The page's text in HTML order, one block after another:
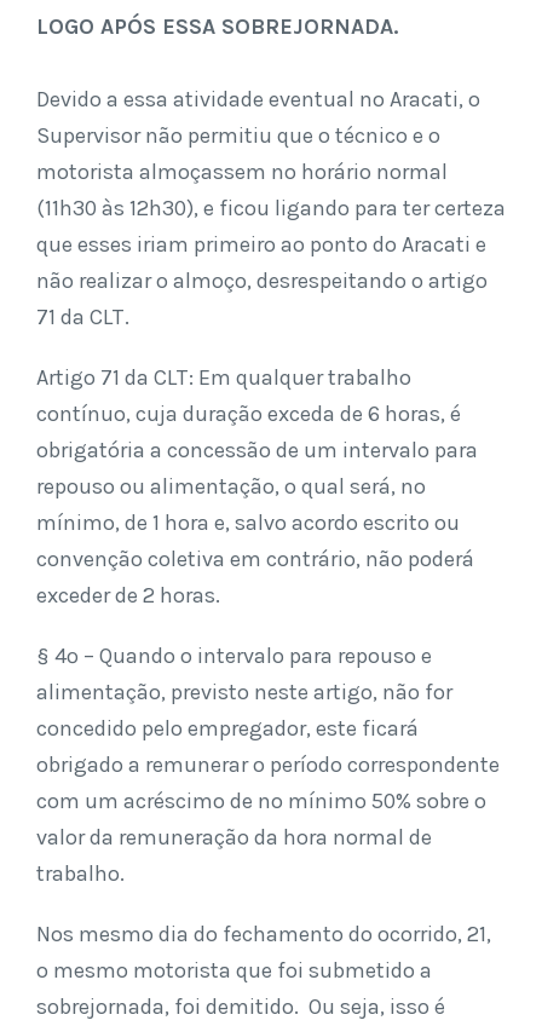
LOGO APÓS ESSA SOBREJORNADA.
Devido a essa atividade eventual no Aracati, o
Supervisor não permitiu que o técnico e o
motorista almoçassem no horário normal
(11h30 às 12h30), e ficou ligando para ter certeza
que esses iriam primeiro ao ponto do Aracati e
não realizar o almoço, desrespeitando o artigo
71 da CLT.
Artigo 71 da CLT: Em qualquer trabalho
contínuo, cuja duração exceda de 6 horas, é
obrigatória a concessão de um intervalo para
repouso ou alimentação, o qual será, no
mínimo, de 1 hora e, salvo acordo escrito ou
convenção coletiva em contrário, não poderá
exceder de 2 horas.
§ 4º – Quando o intervalo para repouso e
alimentação, previsto neste artigo, não for
concedido pelo empregador, este ficará
obrigado a remunerar o período correspondente
com um acréscimo de no mínimo 50% sobre o
valor da remuneração da hora normal de
trabalho.
Nos mesmo dia do fechamento do ocorrido, 21,
o mesmo motorista que foi submetido a
sobrejornada, foi demitido. Ou seja, isso é